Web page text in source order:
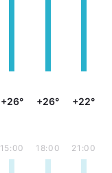
+26° +26° +22°
15:00 18:00 21:00